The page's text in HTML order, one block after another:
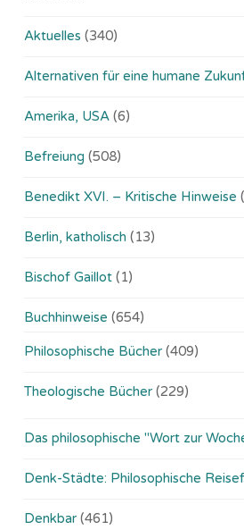
Aktuelles (340)
Alternativen für eine humane
Amerika, USA (6)
Befreiung (508)
Benedikt XVI. – Kritische Hinweise
Berlin, katholisch (13)
Bischof Gaillot (1)
Buchhinweise (654)
Philosophische Bücher (409)
Theologische Bücher (229)
Das philosophische "Wort zur
Denk-Städte: Philosophische
Denkbar (461)